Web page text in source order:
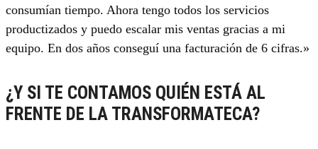
consumían tiempo. Ahora tengo todos los servicios
productizados y puedo escalar mis ventas gracias a mi
equipo. En dos años conseguí una facturación de 6 cifras.»
¿Y SI TE CONTAMOS QUIÉN ESTÁ AL
FRENTE DE LA TRANSFORMATECA?